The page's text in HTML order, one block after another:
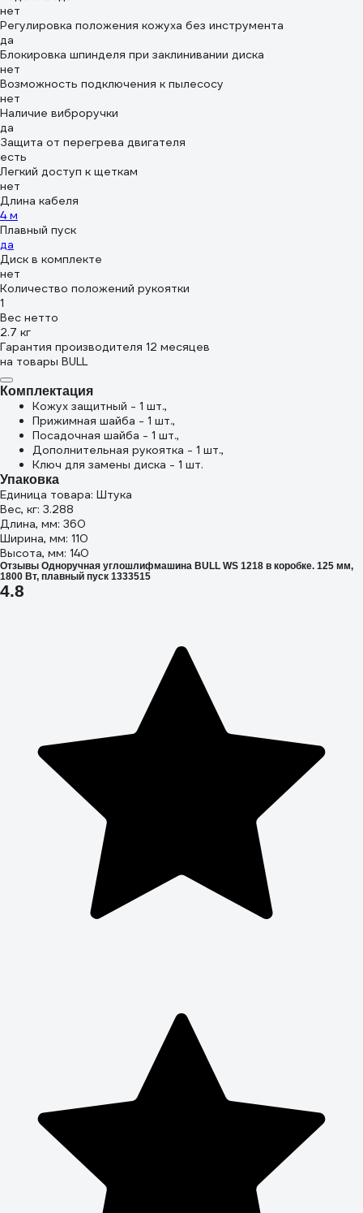
нет
Регулировка положения кожуха без инструмента
да
Блокировка шпинделя при заклинивании диска
нет
Возможность подключения к пылесосу
нет
Наличие виброручки
да
Защита от перегрева двигателя
есть
Легкий доступ к щеткам
нет
Длина кабеля
4 м
Плавный пуск
да
Диск в комплекте
нет
Количество положений рукоятки
1
Вес нетто
2.7 кг
Гарантия производителя 12 месяцев
на товары BULL
Комплектация
Кожух защитный - 1 шт.,
Прижимная шайба - 1 шт.,
Посадочная шайба - 1 шт.,
Дополнительная рукоятка - 1 шт.,
Ключ для замены диска - 1 шт.
Упаковка
Единица товара: Штука
Вес, кг: 3.288
Длина, мм: 360
Ширина, мм: 110
Высота, мм: 140
Отзывы Одноручная углошлифмашина BULL WS 1218 в коробке. 125 мм,
1800 Вт, плавный пуск 1333515
4.8